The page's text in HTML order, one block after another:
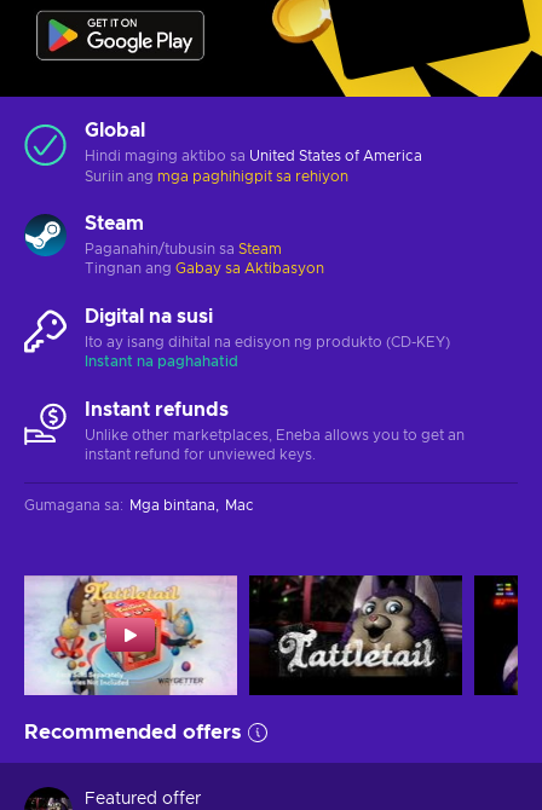
Global
Hindi maging aktibo sa United States of America
Suriin ang mga paghihigpit sa rehiyon
Steam
Paganahin/tubusin sa Steam
Tingnan ang Gabay sa Aktibasyon
Digital na susi
Ito ay isang dihital na edisyon ng produkto (CD-KEY)
Instant na paghahatid
Instant refunds
Unlike other marketplaces, Eneba allows you to get an
instant refund for unviewed keys.
Gumagana sa: Mga bintana Mac
Recommended offers
Featured offer